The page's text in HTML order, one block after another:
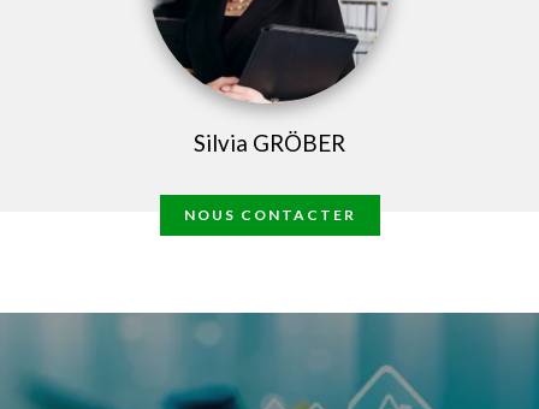
Silvia GRÖBER
NOUS CONTACTER